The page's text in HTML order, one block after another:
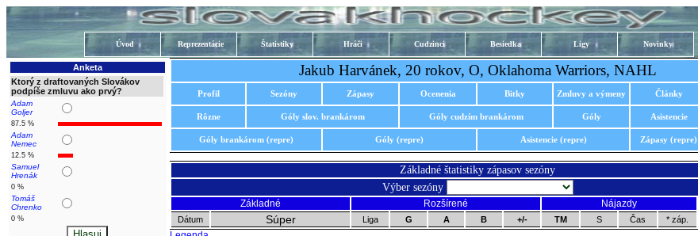
Úvod Reprezentácie Štatistiky Hráči Cudzinci Besiedka Ligy Novinky
Anketa
Ktorý z draftovaných Slovákov
podpíše zmluvu ako prvý?
Adam
Goljer
87.5 %
Adam
Nemec
12.5 %
Samuel
Hrenák
0 %
Tomáš
Chrenko
0 %
Jakub Harvánek, 20 rokov, O, Oklahoma Warriors, NAHL
Profil Sezóny Zápasy Ocenenia Bitky Zmluvy a výmeny Články
Rôzne Góly slov. brankárom Góly cudzím brankárom Góly Asistencie
Góly brankárom (repre) Góly (repre) Asistencie (repre) Zápasy (repre)
Základné štatistiky zápasov sezóny
Výber sezóny
Základné Rozšírené Nájazdy
Dátum Súper Liga G A B +/- TM S Čas * záp.